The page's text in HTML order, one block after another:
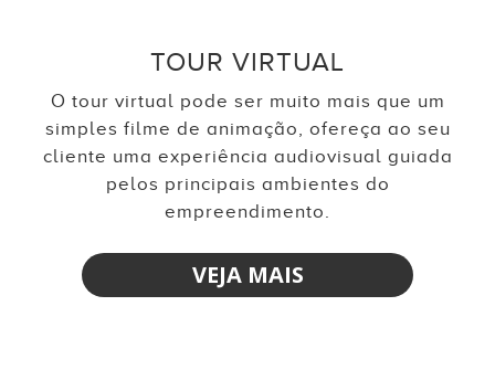
TOUR VIRTUAL
O tour virtual pode ser muito mais que um
simples filme de animação, ofereça ao seu
cliente uma experiência audiovisual guiada
pelos principais ambientes do
empreendimento.
VEJA MAIS